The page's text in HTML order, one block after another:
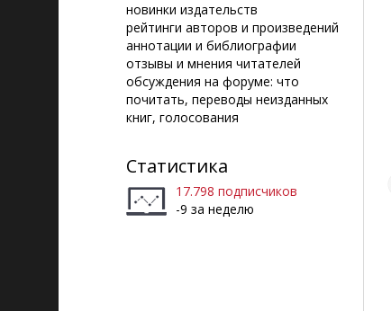
новинки издательств
рейтинги авторов и произведений
аннотации и библиографии
отзывы и мнения читателей
обсуждения на форуме: что
почитать, переводы неизданных
книг, голосования
Статистика
17.798 подписчиков
-9 за неделю